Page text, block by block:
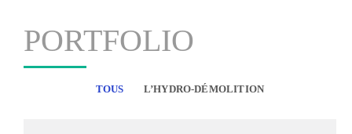
PORTFOLIO
TOUS L’HYDRO-DÉMOLITION